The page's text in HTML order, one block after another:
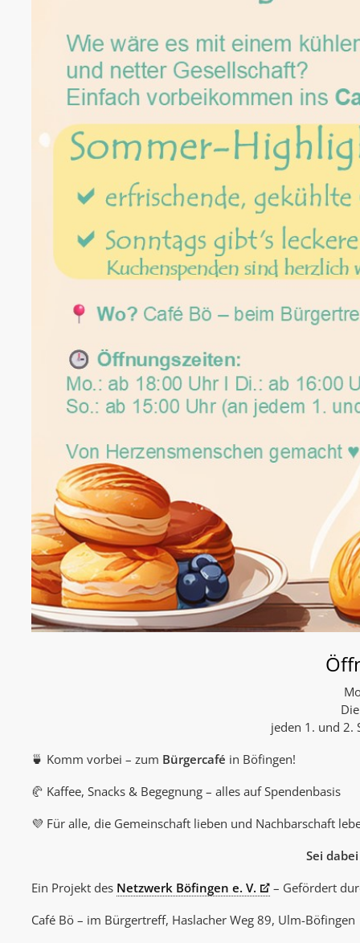
jeden 1. und 2.
🍵 Komm vorbei – zum Bürgercafé in Böfingen!
🥐 Kaffee, Snacks & Begegnung – alles auf Spendenbasis
💜 Für alle, die Gemeinschaft lieben und Nachbarschaft
Sei
Ein Projekt des Netzwerk Böfingen e. V.
– Gefördert
Café Bö – im Bürgertreff, Haslacher Weg 89, Ulm-Böfingen